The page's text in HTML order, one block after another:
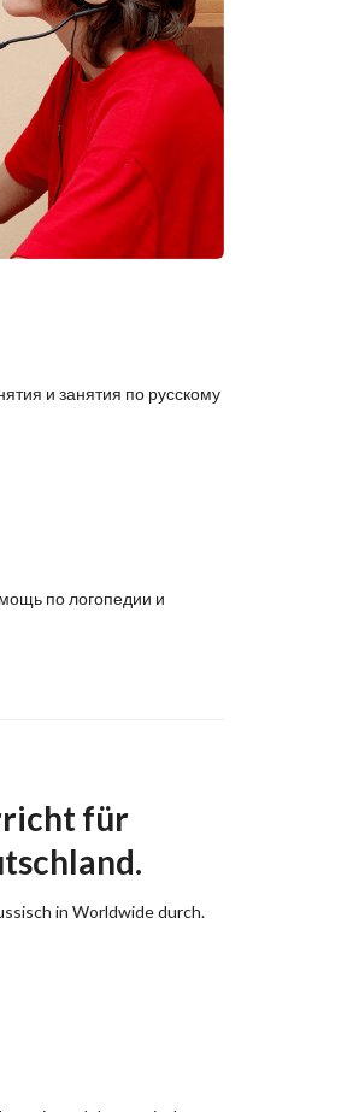
и занятия по русскому
по логопедии и
für
in Worldwide durch.